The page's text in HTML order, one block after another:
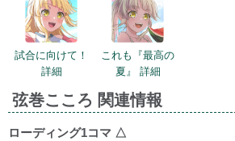
試合に向けて！
詳細
これも『最高の
夏』 詳細
弦巻こころ 関連情報
ローディング1コマ △